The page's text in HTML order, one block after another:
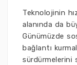
Teknolojinin
alanında da
Günümüzde
bağlantı
sürdürmelerini